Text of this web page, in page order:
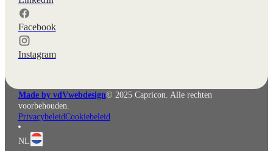
Facebook
Instagram
Made by vdVwebdesign© 2025 Capricon. Alle rechten
voorbehouden.
PrivacybeleidCookiebeleid
NL